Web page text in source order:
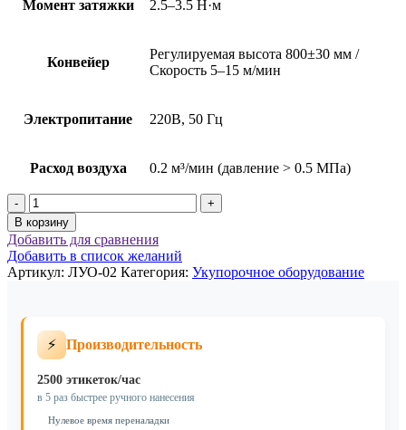
Момент затяжки 2.5–3.5 Н·м
Конвейер
Регулируемая высота 800±30 мм /
Скорость 5–15 м/мин
Электропитание 220В, 50 Гц
Расход воздуха 0.2 м³/мин (давление > 0.5 МПа)
Количество
товара
Оборудование
для
автоматической
укупорки
В корзину
Добавить для сравнения
Добавить в список желаний
Артикул: ЛУО-02 Категория: Укупорочное оборудование
⚡ Производительность
2500 этикеток/час
в 5 раз быстрее ручного нанесения
Нулевое время переналадки